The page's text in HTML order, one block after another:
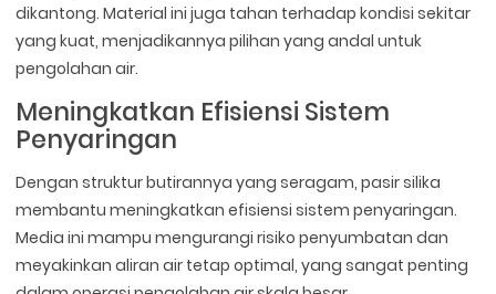
dikantong. Material ini juga tahan terhadap kondisi sekitar
yang kuat, menjadikannya pilihan yang andal untuk
pengolahan air.
Meningkatkan Efisiensi Sistem
Penyaringan
Dengan struktur butirannya yang seragam, pasir silika
membantu meningkatkan efisiensi sistem penyaringan.
Media ini mampu mengurangi risiko penyumbatan dan
meyakinkan aliran air tetap optimal, yang sangat penting